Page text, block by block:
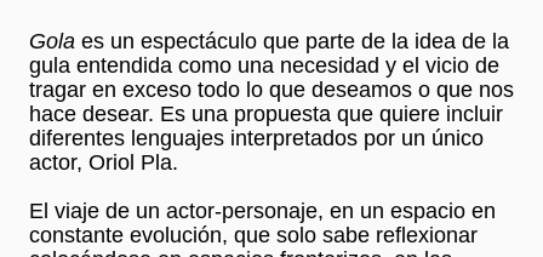
Gola es un espectáculo que parte de la idea de la
gula entendida como una necesidad y el vicio de
tragar en exceso todo lo que deseamos o que nos
hace desear. Es una propuesta que quiere incluir
diferentes lenguajes interpretados por un único
actor, Oriol Pla.
El viaje de un actor-personaje, en un espacio en
constante evolución, que solo sabe reflexionar